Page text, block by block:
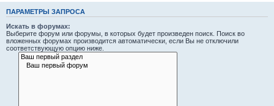
ПАРАМЕТРЫ ЗАПРОСА
Искать в форумах:
Выберите форум или форумы, в которых будет произведен поиск. Поиск во
вложенных форумах производится автоматически, если Вы не отключили
соответствующую опцию ниже.